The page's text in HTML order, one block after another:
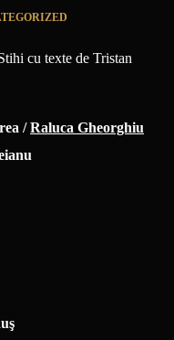
cu texte de Tristan
/Raluca Gheorghiu